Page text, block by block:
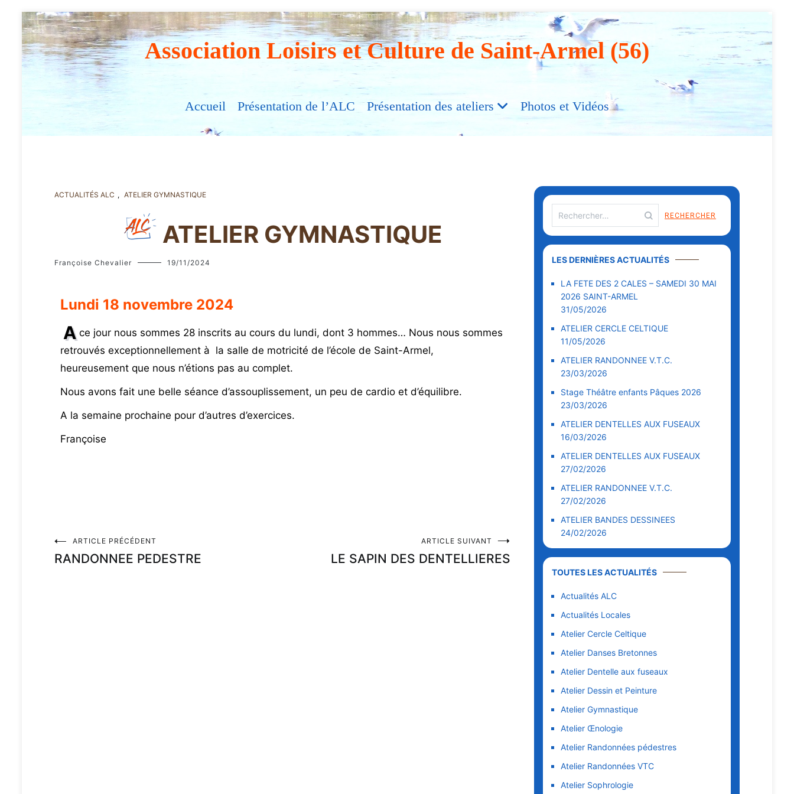
Association Loisirs et Culture de Saint-Armel (56)
Accueil Présentation de l’ALC Présentation des ateliers Photos et Vidéos
ACTUALITÉS ALC , ATELIER GYMNASTIQUE
ATELIER GYMNASTIQUE
Françoise Chevalier 19/11/2024
Lundi 18 novembre 2024
A ce jour nous sommes 28 inscrits au cours du lundi, dont 3 hommes… Nous nous sommes
retrouvés exceptionnellement à la salle de motricité de l’école de Saint-Armel,
heureusement que nous n’étions pas au complet.
Nous avons fait une belle séance d’assouplissement, un peu de cardio et d’équilibre.
A la semaine prochaine pour d’autres d’exercices.
Françoise
ARTICLE PRÉCÉDENT
RANDONNEE PEDESTRE
ARTICLE SUIVANT
LE SAPIN DES DENTELLIERES
LES DERNIÈRES ACTUALITÉS
LA FETE DES 2 CALES – SAMEDI 30 MAI
2026 SAINT-ARMEL
31/05/2026
ATELIER CERCLE CELTIQUE
11/05/2026
ATELIER RANDONNEE V.T.C.
23/03/2026
Stage Théâtre enfants Pâques 2026
23/03/2026
ATELIER DENTELLES AUX FUSEAUX
16/03/2026
ATELIER DENTELLES AUX FUSEAUX
27/02/2026
ATELIER RANDONNEE V.T.C.
27/02/2026
ATELIER BANDES DESSINEES
24/02/2026
TOUTES LES ACTUALITÉS
Actualités ALC
Actualités Locales
Atelier Cercle Celtique
Atelier Danses Bretonnes
Atelier Dentelle aux fuseaux
Atelier Dessin et Peinture
Atelier Gymnastique
Atelier Œnologie
Atelier Randonnées pédestres
Atelier Randonnées VTC
Atelier Sophrologie